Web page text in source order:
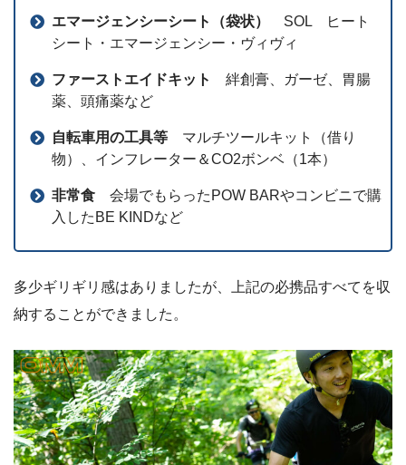
エマージェンシーシート（袋状）
SOL ヒート
シート・エマージェンシー・ヴィヴィ
ファーストエイドキット
絆創膏、ガーゼ、胃腸
薬、頭痛薬など
自転車用の工具等 マルチツールキット（借り
物）、インフレーター＆CO2ボンベ（1本）
非常食 会場でもらったPOW BARやコンビニで購
入したBE KINDなど
多少ギリギリ感はありましたが、上記の必携品すべてを収
納することができました。